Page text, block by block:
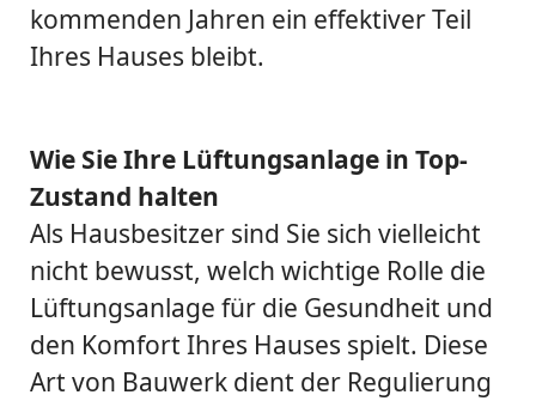
kommenden Jahren ein effektiver Teil
Ihres Hauses bleibt.
Wie Sie Ihre Lüftungsanlage in Top-
Zustand halten
Als Hausbesitzer sind Sie sich vielleicht
nicht bewusst, welch wichtige Rolle die
Lüftungsanlage für die Gesundheit und
den Komfort Ihres Hauses spielt. Diese
Art von Bauwerk dient der Regulierung